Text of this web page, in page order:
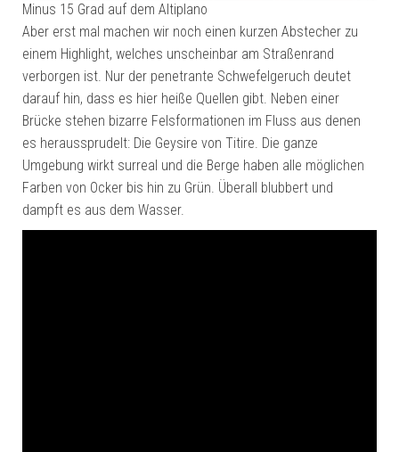
Minus 15 Grad auf dem Altiplano
Aber erst mal machen wir noch einen kurzen Abstecher zu
einem Highlight, welches unscheinbar am Straßenrand
verborgen ist. Nur der penetrante Schwefelgeruch deutet
darauf hin, dass es hier heiße Quellen gibt. Neben einer
Brücke stehen bizarre Felsformationen im Fluss aus denen
es heraussprudelt: Die Geysire von Titire. Die ganze
Umgebung wirkt surreal und die Berge haben alle möglichen
Farben von Ocker bis hin zu Grün. Überall blubbert und
dampft es aus dem Wasser.